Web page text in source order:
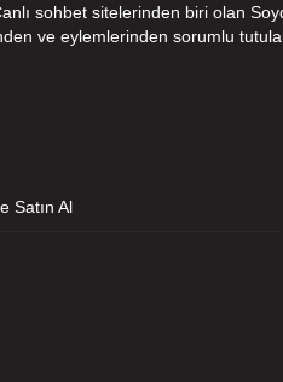
sohbet sitelerinden biri olan
ve eylemlerinden sorumlu
Satın Al